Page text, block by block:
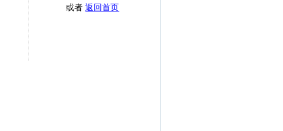
或者返回首页